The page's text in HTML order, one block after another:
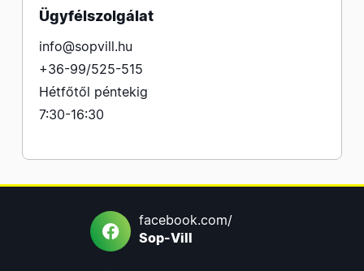
Ügyfélszolgálat
info@sopvill.hu
+36-99/525-515
Hétfőtől péntekig
7:30-16:30
facebook.com/
Sop-Vill